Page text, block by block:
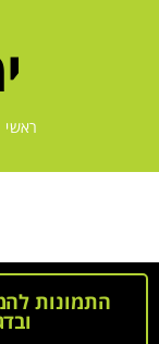
ראשי
התמונות